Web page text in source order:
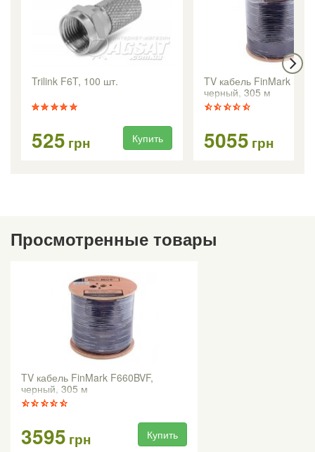
Trilink F6T, 100 шт.
525 грн Купить
TV кабель FinMark
черный, 305 м
5055 грн
Просмотренные товары
TV кабель FinMark F660BVF,
черный, 305 м
3595 грн Купить